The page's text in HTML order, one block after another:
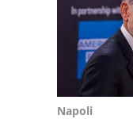
Napoli